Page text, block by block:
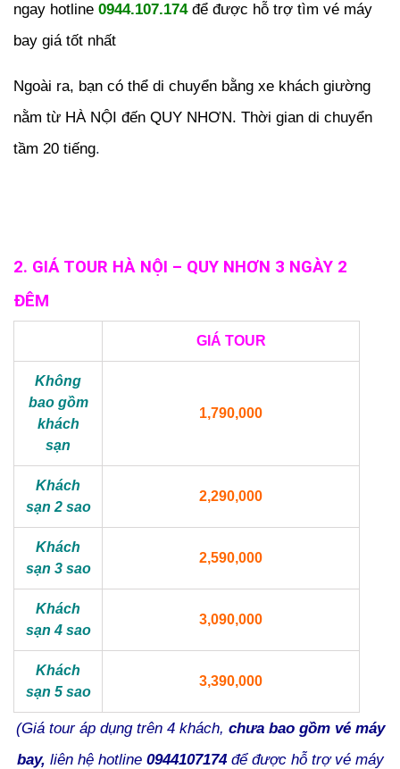
ngay hotline 0944.107.174 để được hỗ trợ tìm vé máy
bay giá tốt nhất
Ngoài ra, bạn có thể di chuyển bằng xe khách giường
nằm từ HÀ NỘI đến QUY NHƠN. Thời gian di chuyển
tầm 20 tiếng.
2. GIÁ TOUR HÀ NỘI – QUY NHƠN 3 NGÀY 2
ĐÊM
GIÁ TOUR
Không
bao gồm
khách
sạn
1,790,000
Khách
sạn 2 sao
2,290,000
Khách
sạn 3 sao
2,590,000
Khách
sạn 4 sao
3,090,000
Khách
sạn 5 sao
3,390,000
(Giá tour áp dụng trên 4 khách, chưa bao gồm vé máy
bay, liên hệ hotline 0944107174để được hỗ trợ vé máy